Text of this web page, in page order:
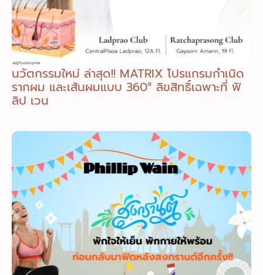
นวัตกรรมใหม่ ล่าสุด!! MATRIX โปรแกรมกำเนิด
รากผม และเส้นผมแบบ 360° ลิขสิทธิ์เฉพาะที่ ฟิ
ลิป เวน